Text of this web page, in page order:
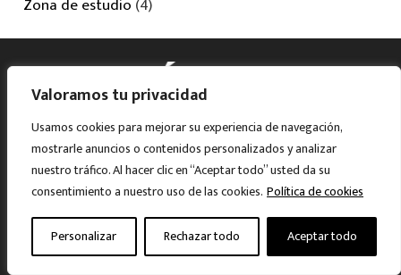
Valoramos tu privacidad
Usamos cookies para mejorar su experiencia de navegación,
mostrarle anuncios o contenidos personalizados y analizar
nuestro tráfico. Al hacer clic en “Aceptar todo” usted da su
consentimiento a nuestro uso de las cookies. Política de cookies
Personalizar Rechazar todo Aceptar todo
Zona de estudio (4)
Más de 80 años de experiencia a nivel familiar y
dedicación total al mueble, nos han hecho líderes en el
sector comercial de Aragón, ofreciendo todo tipo de
soluciones de amueblamiento y decoración del hogar.